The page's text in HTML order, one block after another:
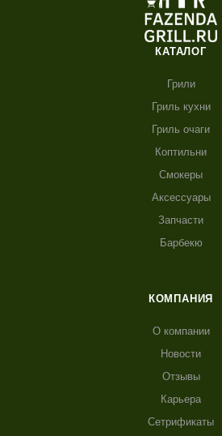
КАТАЛОГ
Грили
Гриль кухни
Гриль очаги
Коптильни
Смокеры
Аксессуары
Запчасти
Барбекю
КОМПАНИЯ
О компании
Новости
Отзывы
Карьера
Сетрификаты